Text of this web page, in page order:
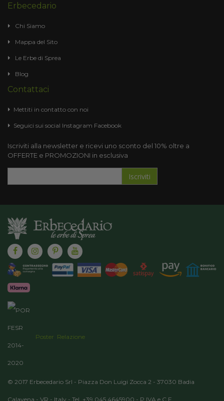
Erbecedario
Chi Siamo
Mappa del Sito
Le Erbe di Sprea
Blog
Contattaci
Mettiti in contatto con noi
Seguici sui social Instagram Facebook
Iscriviti alla newsletter e ricevi uno sconto del 10% oltre a
OFFERTE e PROMOZIONI in esclusiva
Iscriviti
Poster Relazione
© 2017 Erbecedario Srl - Piazza Don Luigi Zocca 2 - 37030 Badia
Calavena - VR - Italy - Tel. +39 045 4645900 - P.IVA e C.F.